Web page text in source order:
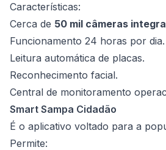
Características:
Cerca de 50 mil câmeras
Funcionamento 24 horas por dia.
Leitura automática de placas.
Reconhecimento facial.
Central de monitoramento
Smart Sampa Cidadão
É o aplicativo voltado para a
Permite: